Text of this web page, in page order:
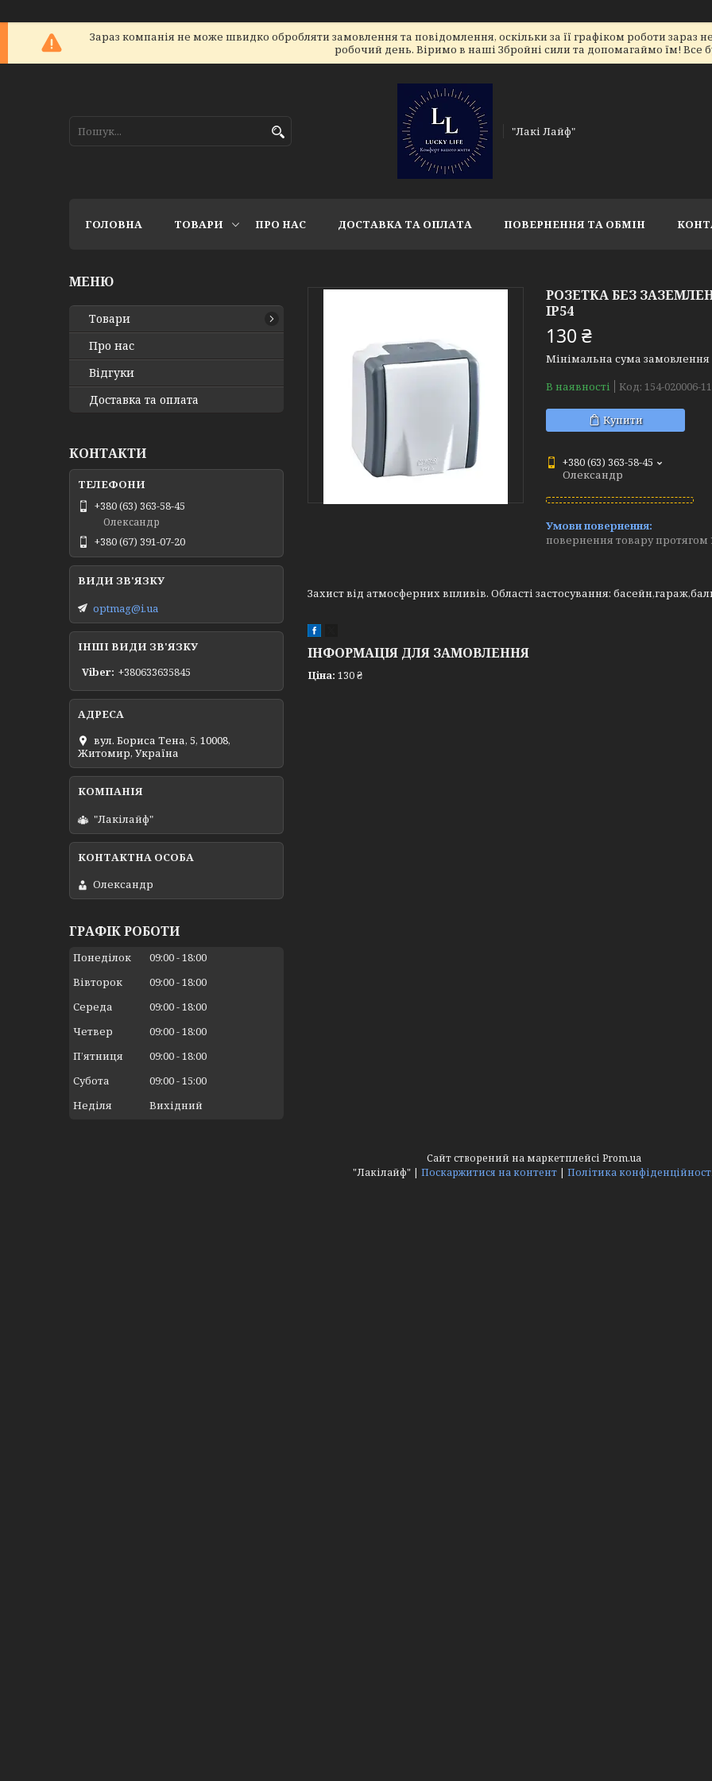
Зараз компанія не може швидко обробляти замовлення та повідомлення, оскільки за її графіком роботи
робочий день. Віримо в наші Збройні сили та допомагаймо їм! Все
"Лакі Лайф"
ГОЛОВНА ТОВАРИ ПРО НАС ДОСТАВКА ТА ОПЛАТА ПОВЕРНЕННЯ ТА ОБМІН
РОЗЕТКА БЕЗ
IP54
130 ₴
Мінімальна сума замовлення
В наявності
Код: 154-020006-
Купити
+380 (63) 363-58-45
Олександр
повернення товару протягом
Захист від атмосферних впливів. Області застосування:
ІНФОРМАЦІЯ ДЛЯ ЗАМОВЛЕННЯ
Ціна: 130 ₴
Товари
Про нас
Відгуки
Доставка та оплата
КОНТАКТИ
+380 (63) 363-58-45
Олександр
+380 (67) 391-07-20
optmag@i.ua
ІНШІ ВИДИ ЗВ'ЯЗКУ
Viber +380633635845
вул. Бориса Тена, 5, 10008,
Житомир, Україна
"Лакілайф"
Олександр
ГРАФІК РОБОТИ
Понеділок 09:00 18:00
Вівторок
09:00 18:00
Середа
09:00 18:00
Четвер
09:00 18:00
Пʼятниця
09:00 18:00
Субота
09:00 15:00
Неділя
Вихідний
Сайт створений на маркетплейсі Prom.ua
"Лакілайф" | Поскаржитися на контент | Політика